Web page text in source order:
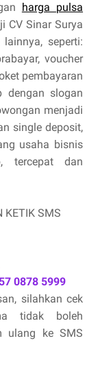
harga pulsa
CV Sinar Surya
seperti:
voucher
pembayaran
dengan slogan
menjadi
single deposit,
usaha bisnis
tercepat dan
KETIK SMS
0878 5999
silahkan cek
tidak boleh
ulang ke SMS